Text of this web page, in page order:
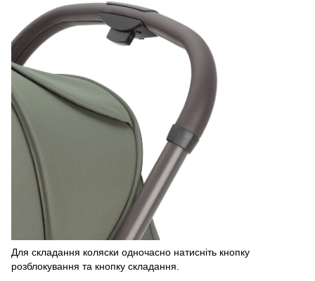
Для складання коляски одночасно натисніть кнопку
розблокування та кнопку складання.